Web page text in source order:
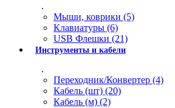
.
Мыши, коврики (5)
Клавиатуры (6)
USB Флешки (21)
Инструменты и кабели
.
Переходник/Конвертер (4)
Кабель (шт) (20)
Кабель (м) (2)